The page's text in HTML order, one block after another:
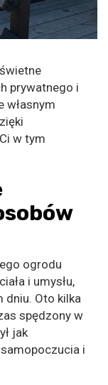
prywatnego i
własnym
w tym
ogrodu
i umysłu,
dniu. Oto kilka
spędzony w
jak
i